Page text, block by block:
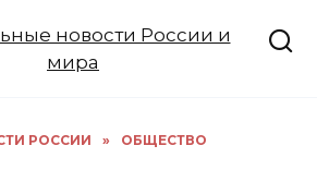
РОССИИ » ОБЩЕСТВО